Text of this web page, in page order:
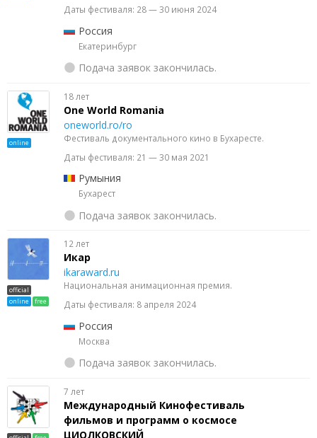
Даты фестиваля: 28 — 30 июня 2024
Россия
Екатеринбург
Подача заявок закончилась.
online
18 лет
One World Romania
oneworld.ro/ro
Фестиваль документального кино в Бухаресте.
Даты фестиваля: 21 — 30 мая 2021
Румыния
Бухарест
Подача заявок закончилась.
official
online
free
12 лет
Икар
ikaraward.ru
Национальная анимационная премия.
Даты фестиваля: 8 апреля 2024
Россия
Москва
Подача заявок закончилась.
7 лет
Международный Кинофестиваль
фильмов и программ о космосе
ЦИОЛКОВСКИЙ